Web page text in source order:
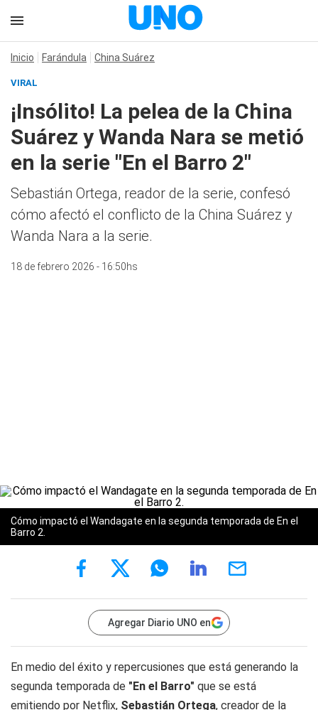
Inicio Farándula China Suárez
VIRAL
¡Insólito! La pelea de la China
Suárez y Wanda Nara se metió
en la serie "En el Barro 2"
Sebastián Ortega, reador de la serie, confesó
cómo afectó el conflicto de la China Suárez y
Wanda Nara a la serie.
18 de febrero 2026 - 16:50hs
Cómo impactó el Wandagate en la segunda temporada de En el
Barro 2.
Agregar Diario UNO en
En medio del éxito y repercusiones que está generando la
segunda temporada de "En el Barro" que se está
emitiendo por Netflix, Sebastián Ortega, creador de la